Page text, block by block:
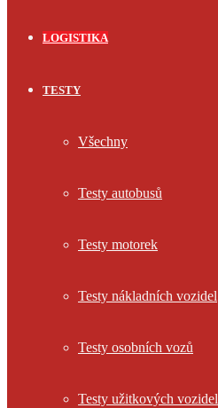
LOGISTIKA
TESTY
Všechny
Testy autobusů
Testy motorek
Testy nákladních vozidel
Testy osobních vozů
Testy užitkových vozidel